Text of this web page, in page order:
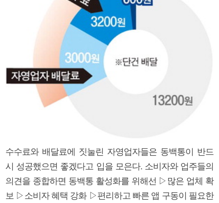
수수료와 배달료에 짓눌린 자영업자들은 동백통이 반드
시 성공했으면 좋겠다고 입을 모은다. 소비자와 업주들의
의견을 종합하면 동백통 활성화를 위해선 ▷많은 업체 확
보 ▷소비자 혜택 강화 ▷편리하고 빠른 앱 구동이 필요한